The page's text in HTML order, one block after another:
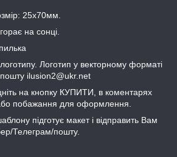
25х70мм.
на сонці.
Логотип у векторному форматі
ilusion2@ukr.net
на кнопку КУПИТИ, в коментарях
побажання для оформлення.
підготує макет і відправить Вам
Телеграм/пошту.